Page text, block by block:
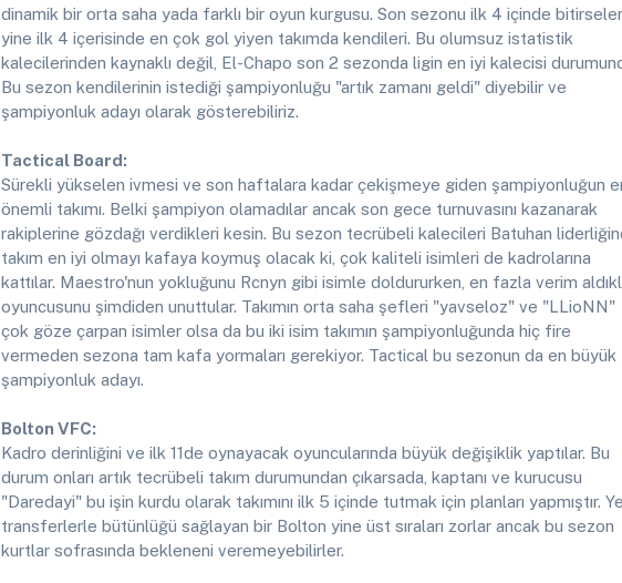
dinamik bir orta saha yada farklı bir oyun kurgusu. Son sezonu ilk 4 içinde
yine ilk 4 içerisinde en çok gol yiyen takımda kendileri. Bu olumsuz istatistik
kalecilerinden kaynaklı değil, El-Chapo son 2 sezonda ligin en iyi kalecisi
Bu sezon kendilerinin istediği şampiyonluğu "artık zamanı geldi" diyebilir ve
şampiyonluk adayı olarak gösterebiliriz.
Tactical Board:
Sürekli yükselen ivmesi ve son haftalara kadar çekişmeye giden şampiyonluğun
önemli takımı. Belki şampiyon olamadılar ancak son gece turnuvasını kazanarak
rakiplerine gözdağı verdikleri kesin. Bu sezon tecrübeli kalecileri Batuhan
takım en iyi olmayı kafaya koymuş olacak ki, çok kaliteli isimleri de kadrolarına
kattılar. Maestro'nun yokluğunu Rcnyn gibi isimle doldururken, en fazla verim
oyuncusunu şimdiden unuttular. Takımın orta saha şefleri "yavseloz" ve "LLioNN"
çok göze çarpan isimler olsa da bu iki isim takımın şampiyonluğunda hiç fire
vermeden sezona tam kafa yormaları gerekiyor. Tactical bu sezonun da en büyük
şampiyonluk adayı.
Bolton VFC:
Kadro derinliğini ve ilk 11de oynayacak oyuncularında büyük değişiklik yaptılar. Bu
durum onları artık tecrübeli takım durumundan çıkarsada, kaptanı ve kurucusu
"Daredayi" bu işin kurdu olarak takımını ilk 5 içinde tutmak için planları yapmıştır.
transferlerle bütünlüğü sağlayan bir Bolton yine üst sıraları zorlar ancak bu sezon
kurtlar sofrasında bekleneni veremeyebilirler.